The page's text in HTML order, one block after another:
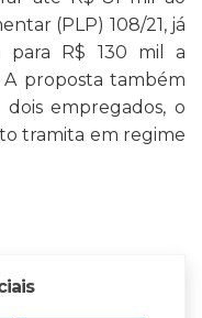
(PLP) 108/21, já
para R$ 130 mil a
proposta também
empregados, o
tramita em regime